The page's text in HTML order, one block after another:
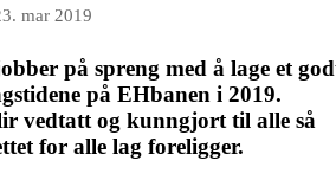
mar 2019
på spreng med å lage et
på EHbanen i 2019.
vedtatt og kunngjort til alle så
for alle lag foreligger.